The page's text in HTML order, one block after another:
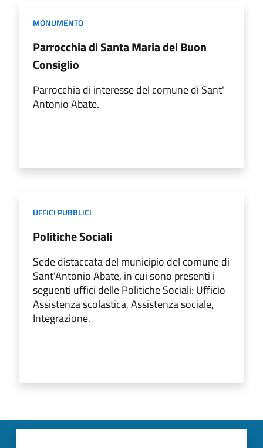
MONUMENTO
Parrocchia di Santa Maria del Buon
Consiglio
Parrocchia di interesse del comune di Sant'
Antonio Abate.
UFFICI PUBBLICI
Politiche Sociali
Sede distaccata del municipio del comune di
Sant'Antonio Abate, in cui sono presenti i
seguenti uffici delle Politiche Sociali: Ufficio
Assistenza scolastica, Assistenza sociale,
Integrazione.